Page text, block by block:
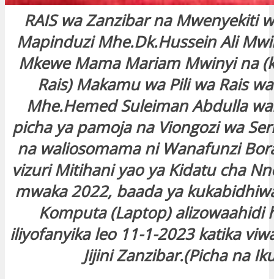
RAIS wa Zanzibar na Mwenyekiti
Mapinduzi Mhe.Dk.Hussein Ali
Mkewe Mama Mariam Mwinyi na
Rais) Makamu wa Pili wa Rais
Mhe.Hemed Suleiman Abdulla
picha ya pamoja na Viongozi wa
na waliosomama ni Wanafunzi
vizuri Mitihani yao ya Kidatu cha
mwaka 2022, baada ya
Komputa (Laptop) alizowaahidi
iliyofanyika leo 11-1-2023 katika
Jijini Zanzibar.(Picha na